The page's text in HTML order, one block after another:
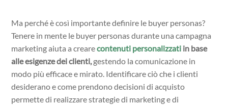
Ma perché è così importante definire le buyer personas?
Tenere in mente le buyer personas durante una campagna
marketing aiuta a crearecontenuti personalizzati in base
alle esigenze dei clienti, gestendo la comunicazione in
modo più efficace e mirato. Identificare ciò che i clienti
desiderano e come prendono decisioni di acquisto
permette di realizzare strategie di marketing e di